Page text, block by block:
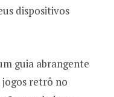
dispositivos
guia abrangente
retrô no